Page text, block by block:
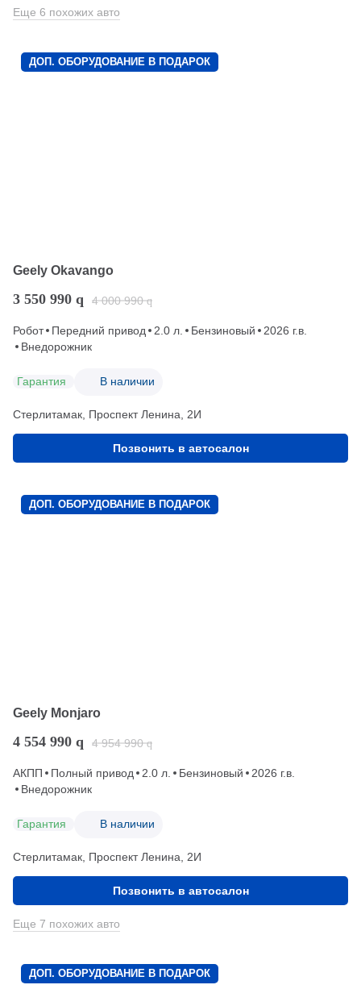
Еще 6 похожих авто
ДОП. ОБОРУДОВАНИЕ В ПОДАРОК
Geely Okavango
3 550 990 q 4 000 990 q
Робот Передний привод 2.0 л. Бензиновый
2026 г.в.
Внедорожник
Гарантия В наличии
Стерлитамак, Проспект Ленина, 2И
Позвонить в автосалон
ДОП. ОБОРУДОВАНИЕ В ПОДАРОК
Geely Monjaro
4 554 990 q 4 954 990 q
АКПП Полный привод 2.0 л. Бензиновый
2026 г.в.
Внедорожник
Гарантия В наличии
Стерлитамак, Проспект Ленина, 2И
Позвонить в автосалон
Еще 7 похожих авто
ДОП. ОБОРУДОВАНИЕ В ПОДАРОК